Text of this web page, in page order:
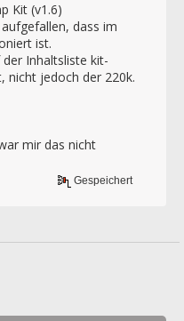
Kit (v1.6)
dass im
ist.
Inhaltsliste kit-
nicht jedoch der 220k.
mir das nicht
Gespeichert